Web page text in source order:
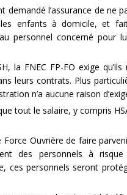
demandé l’assurance de ne
les enfants à domicile, et
personnel concerné pour
la FNEC FP-FO exige
leurs contrats. Plus
n’a aucune raison
tout le salaire, y compris
Ouvrière de faire
des personnels à
ces personnels seront